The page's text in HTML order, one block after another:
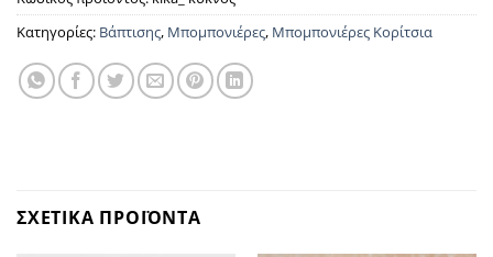
Κατηγορίες: Βάπτισης, Μπομπονιέρες, Μπομπονιέρες Κορίτσια
ΣΧΕΤΙΚΑ ΠΡΟΪΟΝΤΑ